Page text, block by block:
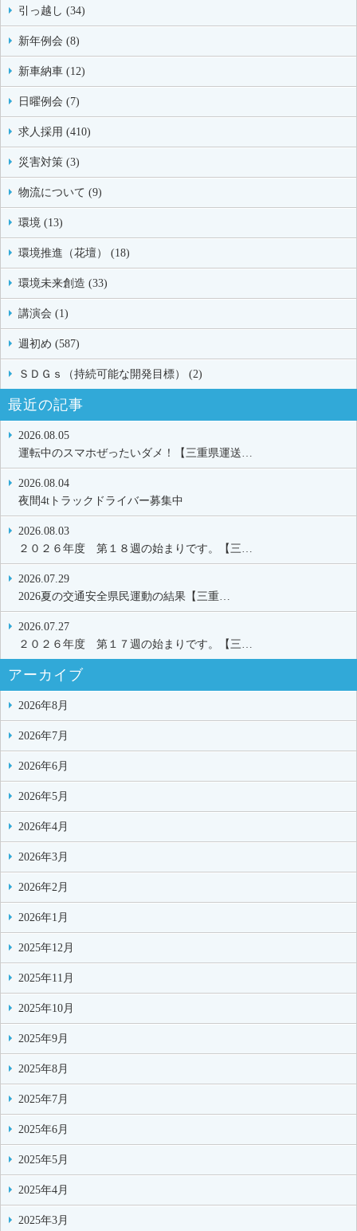
引っ越し (34)
新年例会 (8)
新車納車 (12)
日曜例会 (7)
求人採用 (410)
災害対策 (3)
物流について (9)
環境 (13)
環境推進（花壇） (18)
環境未来創造 (33)
講演会 (1)
週初め (587)
ＳＤＧｓ（持続可能な開発目標） (2)
最近の記事
2026.08.05
運転中のスマホぜったいダメ！【三重県運送…
2026.08.04
夜間4tトラックドライバー募集中
2026.08.03
２０２６年度 第１８週の始まりです。【三…
2026.07.29
2026夏の交通安全県民運動の結果【三重…
2026.07.27
２０２６年度 第１７週の始まりです。【三…
アーカイブ
2026年8月
2026年7月
2026年6月
2026年5月
2026年4月
2026年3月
2026年2月
2026年1月
2025年12月
2025年11月
2025年10月
2025年9月
2025年8月
2025年7月
2025年6月
2025年5月
2025年4月
2025年3月